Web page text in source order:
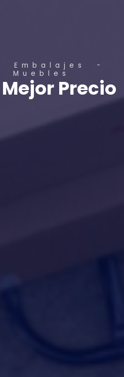
Embalajes -
Muebles
Precio